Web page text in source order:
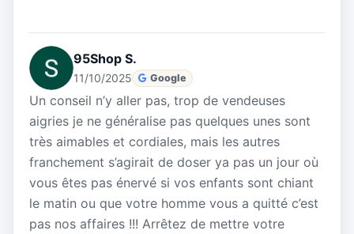
95Shop S.
11/10/2025 Google
Un conseil n’y aller pas, trop de vendeuses
aigries je ne généralise pas quelques unes sont
très aimables et cordiales, mais les autres
franchement s’agirait de doser ya pas un jour où
vous êtes pas énervé si vos enfants sont chiant
le matin ou que votre homme vous a quitté c’est
pas nos affaires !!! Arrêtez de mettre votre